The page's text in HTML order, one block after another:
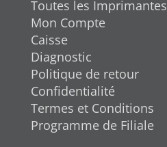
Toutes les Imprimantes
Mon Compte
Caisse
Diagnostic
Politique de retour
Confidentialité
Termes et Conditions
Programme de Filiale